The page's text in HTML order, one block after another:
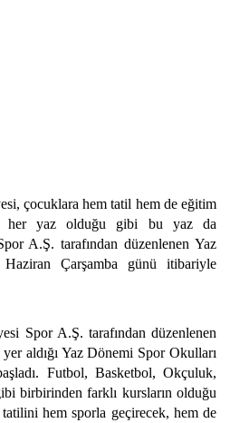
çocuklara hem tatil hem de eğitim
her yaz olduğu gibi bu yaz da
A.Ş. tarafından düzenlenen Yaz
Çarşamba günü itibariyle
Spor A.Ş. tarafından düzenlenen
aldığı Yaz Dönemi Spor Okulları
Futbol, Basketbol, Okçuluk,
birbirinden farklı kursların olduğu
hem sporla geçirecek, hem de